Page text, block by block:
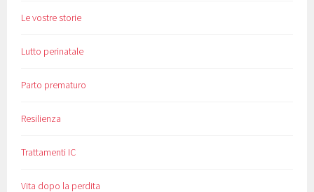
Le vostre storie
Lutto perinatale
Parto prematuro
Resilienza
Trattamenti IC
Vita dopo la perdita